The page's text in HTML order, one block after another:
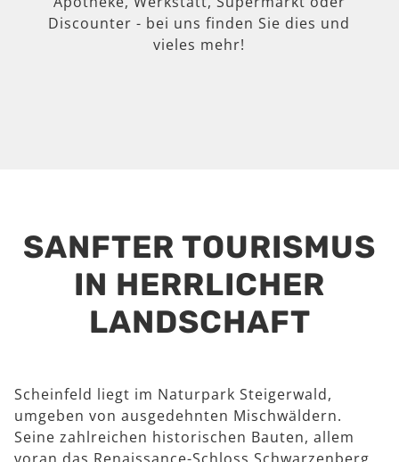
Discounter - bei uns finden Sie dies und
vieles mehr!
SANFTER TOURISMUS
IN HERRLICHER
LANDSCHAFT
Scheinfeld liegt im Naturpark Steigerwald,
umgeben von ausgedehnten Mischwäldern.
Seine zahlreichen historischen Bauten, allem